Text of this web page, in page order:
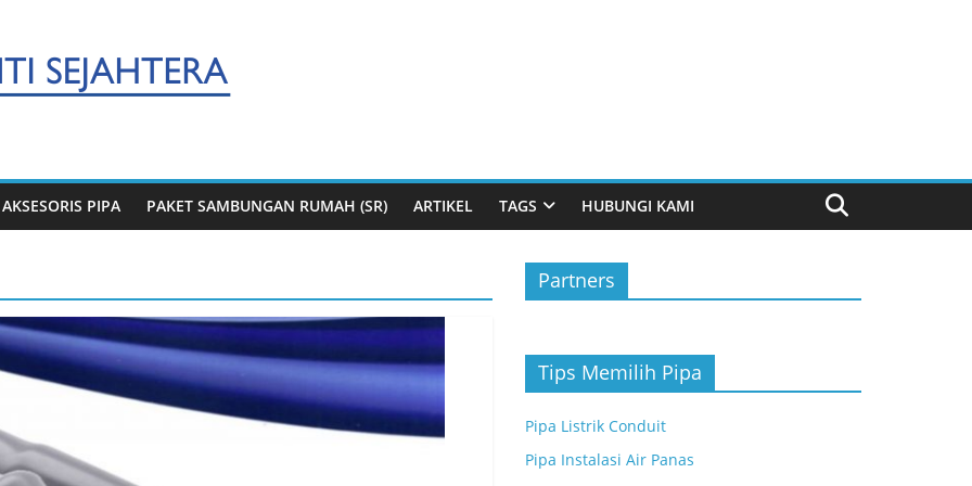
AKSESORIS PIPA PAKET SAMBUNGAN RUMAH (SR) ARTIKEL TAGS HUBUNGI KAMI
Partners
Tips Memilih Pipa
Pipa Listrik Conduit
Pipa Instalasi Air Panas